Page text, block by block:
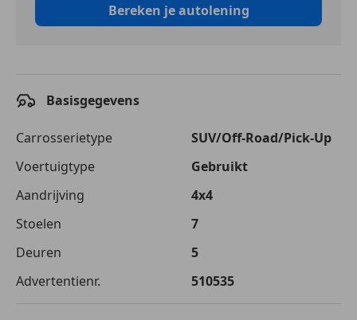
Bereken je autolening
Basisgegevens
Carrosserietype
SUV/Off-Road/Pick-Up
Voertuigtype
Gebruikt
Aandrijving
4x4
Stoelen
7
Deuren
5
Advertentienr.
510535